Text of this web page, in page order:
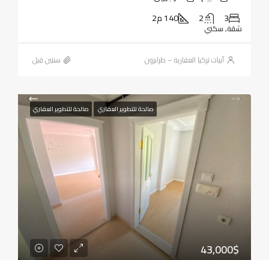
3
2 140 م2
شقة, سكني
أبيات تركيا العقارية – طرابزون ‏سنتين قبل
صالحة للتطوير العقاري صالحة للتطوير العقاري
43,000$